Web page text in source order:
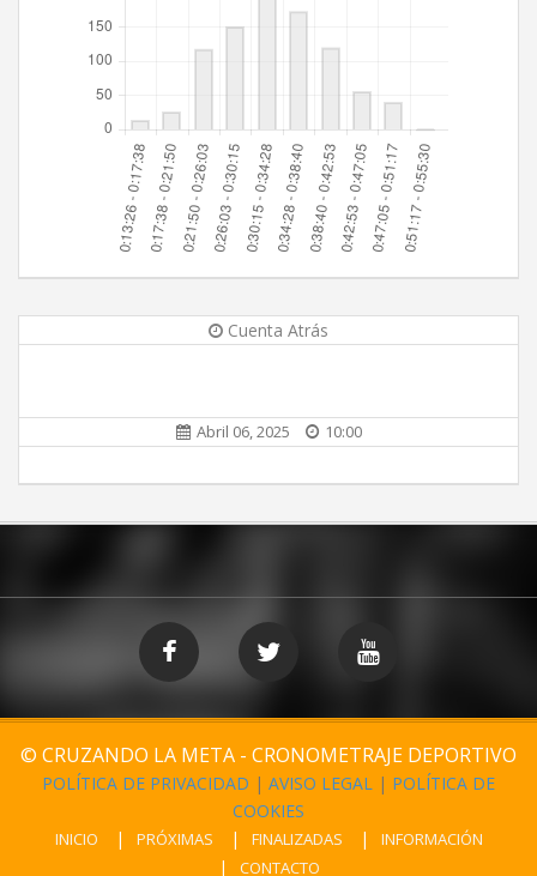
Cuenta Atrás
Abril 06, 2025 10:00
© CRUZANDO LA META - CRONOMETRAJE DEPORTIVO
POLÍTICA DE PRIVACIDAD | AVISO LEGAL | POLÍTICA DE
COOKIES
INICIO PRÓXIMAS FINALIZADAS
INFORMACIÓN
CONTACTO